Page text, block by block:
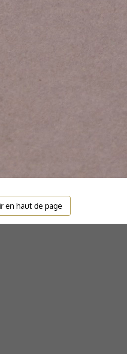
en haut de page